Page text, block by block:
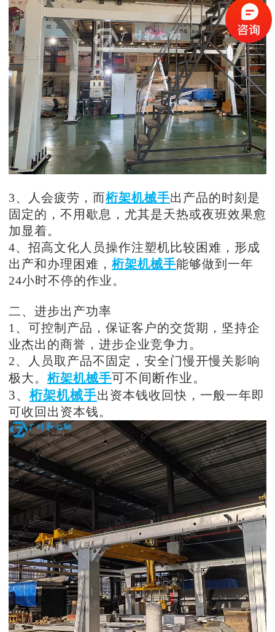
3、人会疲劳，而桁架机械手出产品的时刻是
固定的，不用歇息，尤其是天热或夜班效果愈
加显着。
4、招高文化人员操作注塑机比较困难，形成
出产和办理困难， 桁架机械手能够做到一年
24小时不停的作业。
二、进步出产功率
1、可控制产品，保证客户的交货期，坚持企
业杰出的商誉，进步企业竞争力。
2、人员取产品不固定，安全门慢开慢关影响
极大。 桁架机械手可不间断作业。
3、 桁架机械手出资本钱收回快，一般一年即
可收回出资本钱。